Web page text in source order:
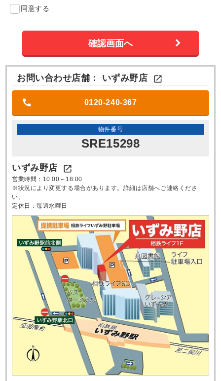
同意する
お問い合わせ店舗： いずみ野店 
0120-240-367
物件番号
SRE15298
いずみ野店 
営業時間：10:00～18:00
※状況により変更する場合があります。詳細は店舗へご連絡くださ
い。
定休日：毎週水曜日